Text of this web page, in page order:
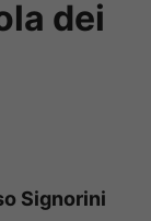
dei
Signorini